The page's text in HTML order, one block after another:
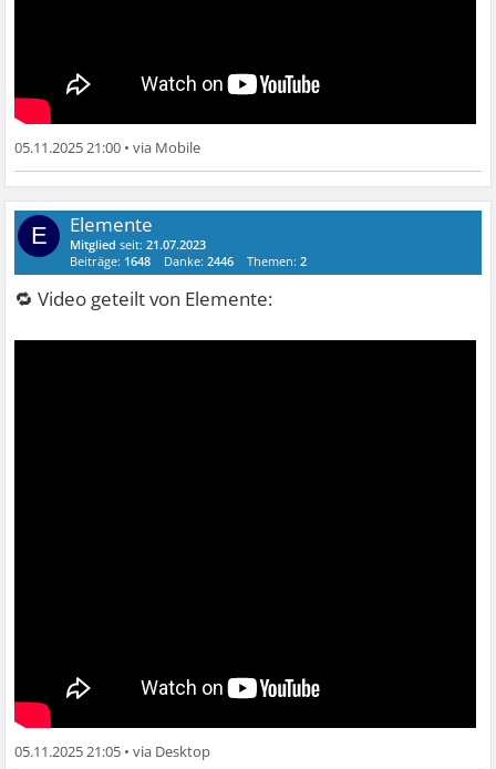
05.11.2025 21:00 •
E Elemente
Mitglied seit:21.07.2023
Beiträge: 1648 Danke:2446 Themen:2
🔁 Video geteilt von Elemente:
05.11.2025 21:05 •